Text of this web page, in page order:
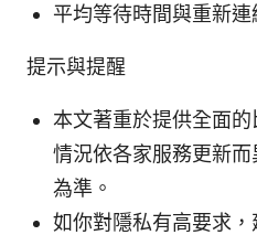
平均等待時間與重新
提示與提醒
本文著重於提供全面
情況依各家服務更新
為準。
如你對隱私有高要求